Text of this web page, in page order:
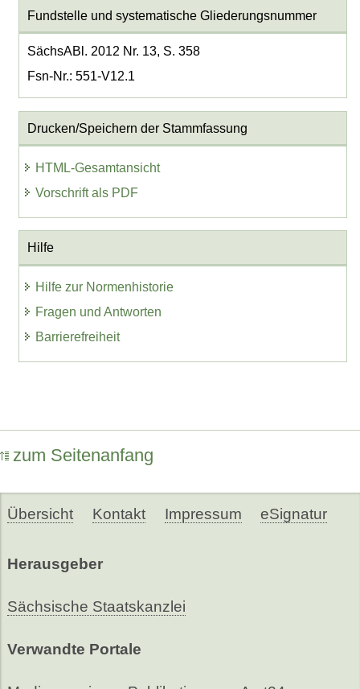
Fundstelle und systematische Gliederungsnummer
SächsABl. 2012 Nr. 13, S. 358
Fsn-Nr.: 551-V12.1
Drucken/Speichern der Stammfassung
HTML-Gesamtansicht
Vorschrift als PDF
Hilfe
Hilfe zur Normenhistorie
Fragen und Antworten
Barrierefreiheit
zum Seitenanfang
Übersicht Kontakt Impressum eSignatur
Herausgeber
Sächsische Staatskanzlei
Verwandte Portale